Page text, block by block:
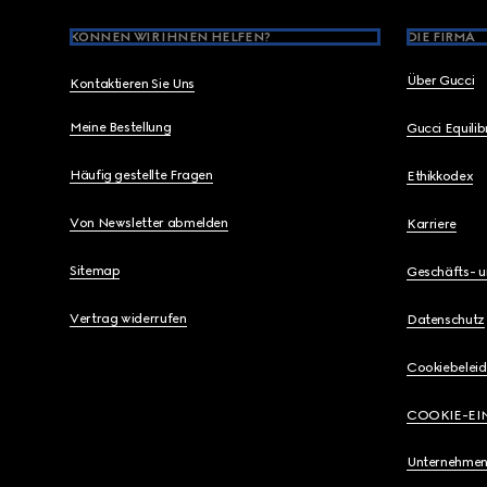
KÖNNEN WIR IHNEN HELFEN?
Kontaktieren Sie Uns
Meine Bestellung
Häufig gestellte Fragen
Von Newsletter abmelden
Sitemap
Vertrag widerrufen
DIE FIRMA
Über Gucci
Gucci
Ethikkodex
Karriere
Geschäfts-
Datenschutz
Cookiebeleid
COOKIE-